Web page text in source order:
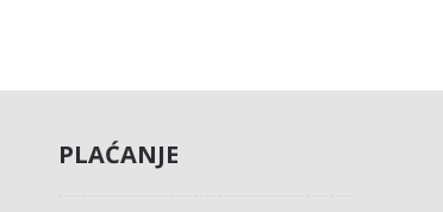
PLAĆANJE